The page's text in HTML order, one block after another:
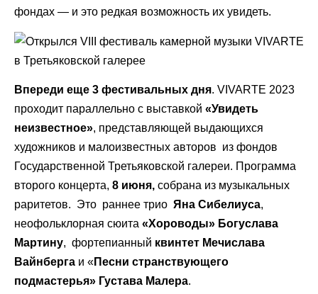
фондах — и это редкая возможность их увидеть.
Впереди еще 3 фестивальных дня. VIVARTE 2023
проходит параллельно с выставкой «Увидеть
неизвестное», представляющей выдающихся
художников и малоизвестных авторов из фондов
Государственной Третьяковской галереи. Программа
второго концерта, 8 июня, собрана из музыкальных
раритетов. Это раннее трио Яна Сибелиуса,
неофольклорная сюита «Хороводы» Богуслава
Мартину, фортепианный квинтет Мечислава
Вайнберга и «Песни странствующего
подмастерья» Густава Малера.